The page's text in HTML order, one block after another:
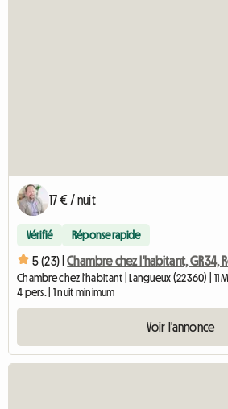
17 € / nuit
Vérifié Réponse rapide
5 (23) | Chambre chez l'habitant, GR34,
Chambre chez l'habitant | Langueux (22360) | 11
4 pers. | 1 nuit minimum
Voir l'annonce